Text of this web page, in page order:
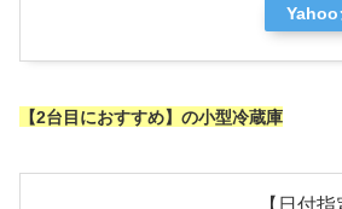
Yahoo
【2台目におすすめ】の小型冷蔵庫
【日付